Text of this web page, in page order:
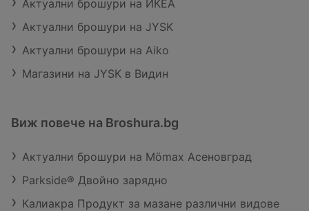
Актуални брошури на ИКЕА
Актуални брошури на JYSK
Актуални брошури на Aiko
Магазини на JYSK в Видин
Виж повече на Broshura.bg
Актуални брошури на Mömax Асеновград
Parkside® Двойно зарядно
Калиакра Продукт за мазане различни видове